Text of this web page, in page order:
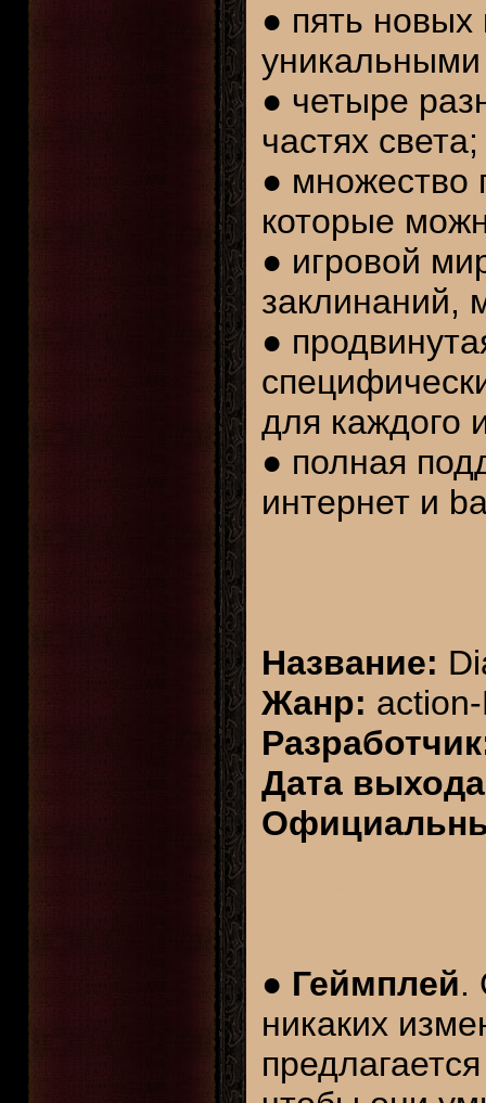
● пять
● четыре
частях света;
● множество
которые
● игровой
заклинаний,
●
для каждого
● полная
интернет и
Название:
Жанр:
Дата
● Геймплей.
никаких